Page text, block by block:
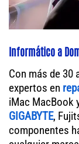
Informático a
Con más de 30
expertos en
iMac MacBook
GIGABYTE,
componentes